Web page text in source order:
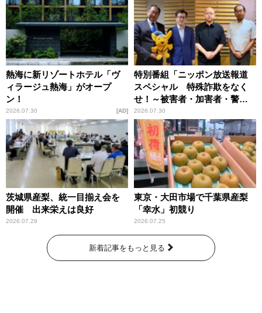
熱海に新リゾートホテル「ヴ
ィラージュ熱海」がオープ
ン！
2026.07.30 AD
特別番組「ニッポン放送報道
スペシャル 特殊詐欺をなく
せ！～被害者・加害者・警視
庁が語るトクリュウの実態
～」放送
2026.07.30
茨城県産梨、統一目揃え会を
開催 出来栄えは良好
2026.07.29
東京・大田市場で千葉県産梨
「幸水」初競り
2026.07.25
新着記事をもっと見る